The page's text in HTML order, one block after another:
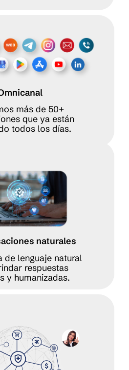
más de 50+
que ya están
todos los días.
naturales
de lenguaje natural
respuestas
y humanizadas.